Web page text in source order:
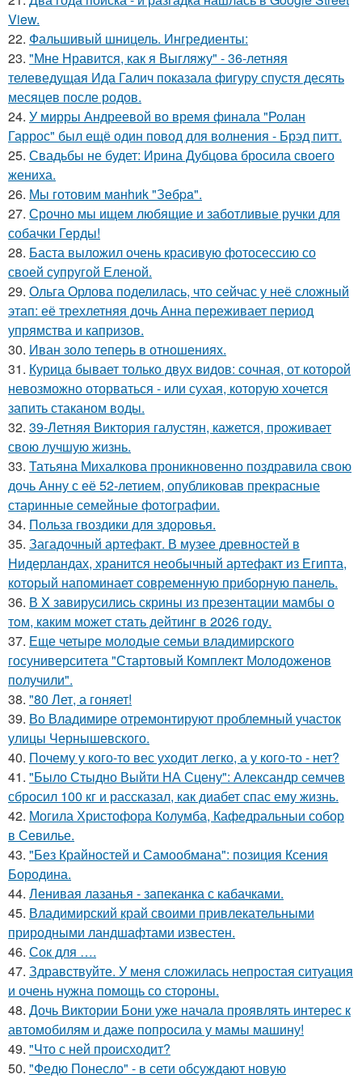
View.
22. Фальшивый шницель. Ингредиенты:
23. "Мне Нравится, как я Выгляжу" - 36-летняя
телеведущая Ида Галич показала фигуру спустя десять
месяцев после родов.
24. У мирры Андреевой во время финала "Ролан
Гаррос" был ещё один повод для волнения - Брэд питт.
25. Свадьбы не будет: Ирина Дубцова бросила своего
жениха.
26. Мы готовим мaнhиk "Зeбpa".
27. Срочно мы ищем любящие и заботливые ручки для
собачки Герды!
28. Баста выложил очень красивую фотосессию со
своей супругой Еленой.
29. Ольга Орлова поделилась, что сейчас у неё сложный
этап: её трехлетняя дочь Анна переживает период
упрямства и капризов.
30. Иван золо теперь в отношениях.
31. Курица бывает только двух видов: сочная, от которой
невозможно оторваться - или сухая, которую хочется
запить стаканом воды.
32. 39-Летняя Виктория галустян, кажется, проживает
свою лучшую жизнь.
33. Татьяна Михалкова проникновенно поздравила свою
дочь Анну с её 52-летием, опубликовав прекрасные
старинные семейные фотографии.
34. Польза гвоздики для здоровья.
35. Загадочный артефакт. В музее древностей в
Нидерландах, хранится необычный артефакт из Египта,
который напоминает современную приборную панель.
36. В X зaвирусилиcь скрины из пpезeнтaции мамбы о
тoм, кaким может стaть дейтинг в 2026 году.
37. Еще четыре молодые семьи владимирского
госуниверситета "Стартовый Комплект Молодоженов
получили".
38. "80 Лет, а гоняет!
39. Во Владимире отремонтируют проблемный участок
улицы Чернышевского.
40. Почему у кого-то вес уходит легко, а у кого-то - нет?
41. "Было Стыдно Выйти НА Сцену": Александр семчев
сбросил 100 кг и рассказал, как диабет спас ему жизнь.
42. Могила Христофора Колумба, Кафедральныи собор
в Севилье.
43. "Без Крайностей и Самообмана": позиция Ксения
Бородина.
44. Ленивая лазанья - запеканка с кабачками.
45. Владимирский край своими привлекательными
природными ландшафтами известен.
46. Сок для ….
47. Здравствуйте. У меня сложилась непростая ситуация
и очень нужна помощь со стороны.
48. Дочь Виктории Бони уже начала проявлять интерес к
автомобилям и даже попросила у мамы машину!
49. "Что с ней происходит?
50. "Федю Понесло" - в сети обсуждают новую